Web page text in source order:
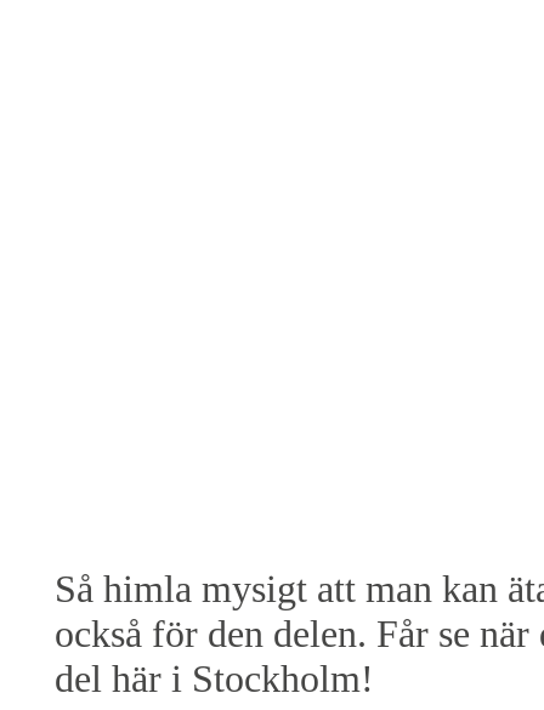
Så himla mysigt att man kan
också för den delen. Får se
del här i Stockholm!